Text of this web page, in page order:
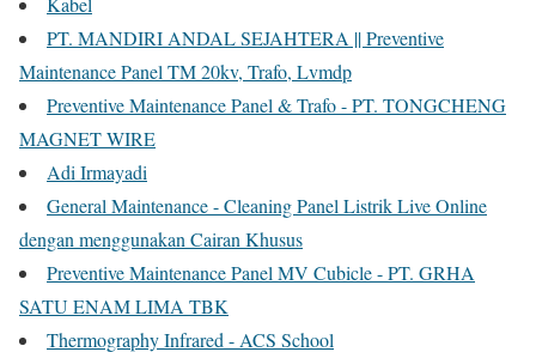
PT. MANDIRI ANDAL SEJAHTERA || Preventive
Maintenance Panel TM 20kv, Trafo, Lvmdp
Preventive Maintenance Panel & Trafo - PT. TONGCHENG
MAGNET WIRE
Adi Irmayadi
General Maintenance - Cleaning Panel Listrik Live Online
dengan menggunakan Cairan Khusus
Preventive Maintenance Panel MV Cubicle - PT. GRHA
SATU ENAM LIMA TBK
Thermography Infrared - ACS School